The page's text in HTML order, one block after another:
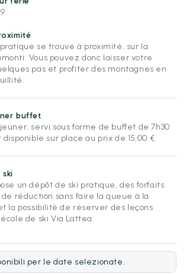
se trouve à proximité, sur la
Vous pouvez donc laisser votre
pas et profiter des montagnes en
buffet
servi sous forme de buffet de 7h30
disponible sur place au prix de 15,00 €.
ski
un dépôt de ski pratique, des forfaits
de réduction sans faire la queue à la
la possibilité de réserver des leçons
de ski Via Lattea.
per le date selezionate.